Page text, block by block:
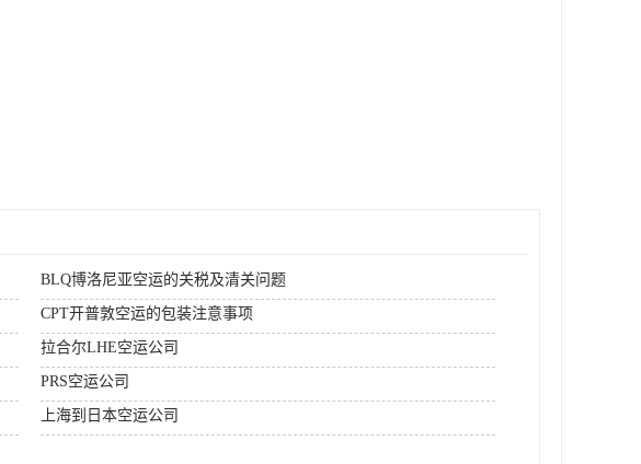
BLQ博洛尼亚空运的关税及清关问题
CPT开普敦空运的包装注意事项
拉合尔LHE空运公司
PRS空运公司
上海到日本空运公司